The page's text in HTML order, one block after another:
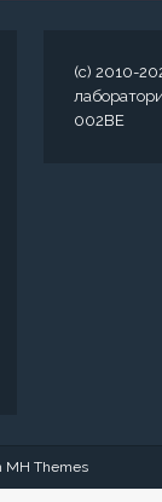
(c) 2010-
002BE
MH Themes